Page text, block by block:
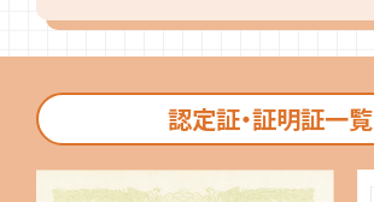
認定証・証明証一覧